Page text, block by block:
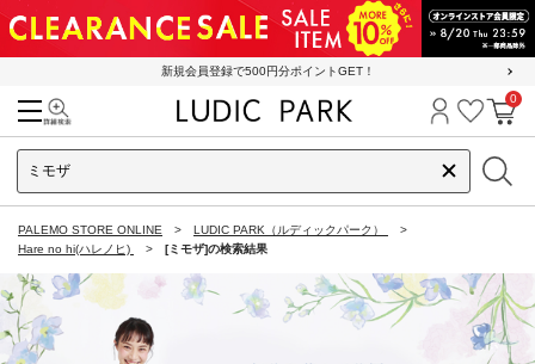
新規会員登録で500円分ポイントGET！
ログイン
お気に
カ
0
PALEMO STORE ONLINE
LUDIC PARK（ルディックパーク）
Hare no hi(ハレノヒ)
[ミモザ]の検索結果